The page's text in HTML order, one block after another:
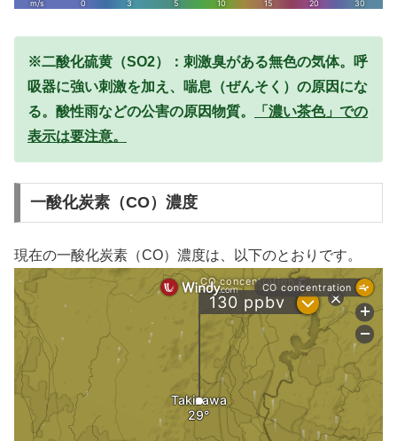
※二酸化硫黄（SO2）：刺激臭がある無色の気体。呼
吸器に強い刺激を加え、喘息（ぜんそく）の原因にな
る。酸性雨などの公害の原因物質。
「濃い茶色」での
表示は要注意。
一酸化炭素（CO）濃度
現在の一酸化炭素（CO）濃度は、以下のとおりです。